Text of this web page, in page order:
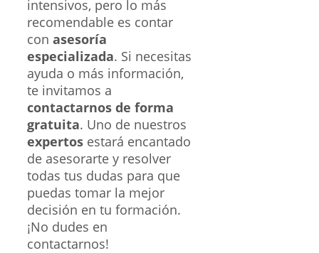
intensivos, pero lo más
recomendable es contar
con asesoría
especializada. Si necesitas
ayuda o más información,
te invitamos a
contactarnos de forma
gratuita. Uno de nuestros
expertos estará encantado
de asesorarte y resolver
todas tus dudas para que
puedas tomar la mejor
decisión en tu formación.
¡No dudes en
contactarnos!